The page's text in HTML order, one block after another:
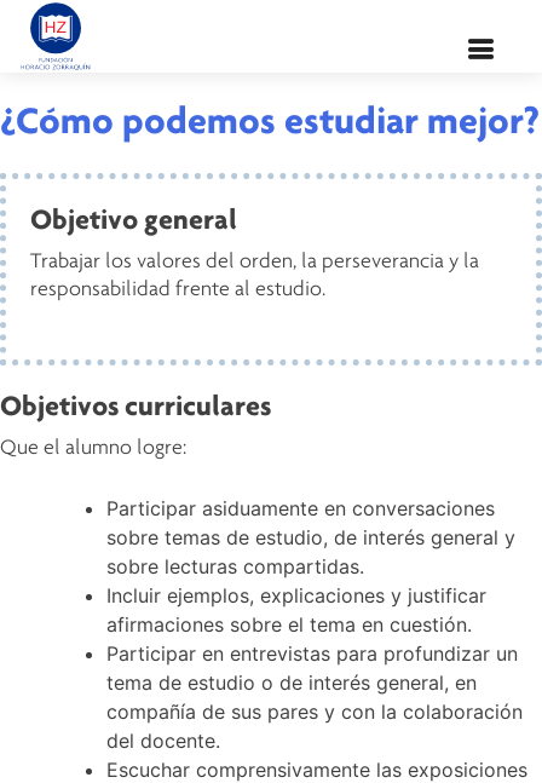
Valor:
¿Cómo podemos estudiar mejor?
Objetivo general
Trabajar los valores del orden, la perseverancia y la
responsabilidad frente al estudio.
Objetivos curriculares
Que el alumno logre:
Participar asiduamente en conversaciones
sobre temas de estudio, de interés general y
sobre lecturas compartidas.
Incluir ejemplos, explicaciones y justificar
afirmaciones sobre el tema en cuestión.
Participar en entrevistas para profundizar un
tema de estudio o de interés general, en
compañía de sus pares y con la colaboración
del docente.
Escuchar comprensivamente las exposiciones